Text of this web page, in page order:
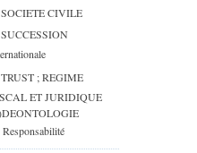
SOCIETE CIVILE
SUCCESSION
TRUST ; REGIME
ET JURIDIQUE
Responsabilité